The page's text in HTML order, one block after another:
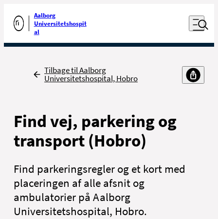
Gå til forsiden
Aalborg
Universitetshospit
al
Åben
Udfør søgning
Tilbage
Tilbage til Aalborg
Universitetshospital, Hobro
Find vej, parkering og
transport (Hobro)
Find parkeringsregler og et kort med
placeringen af alle afsnit og
ambulatorier på Aalborg
Universitetshospital, Hobro.